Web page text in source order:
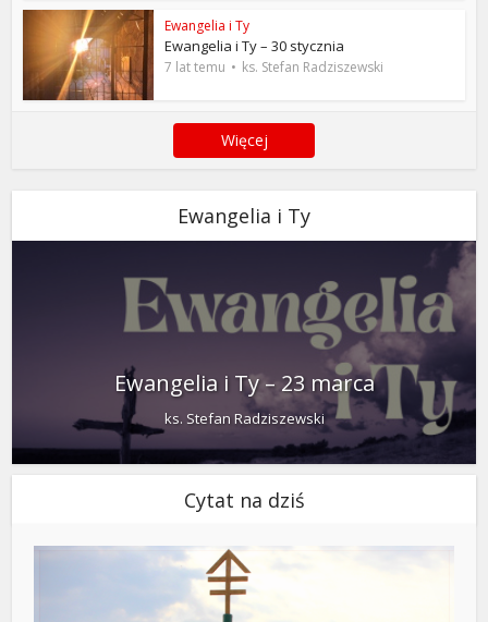
Ewangelia i Ty
Ewangelia i Ty – 30 stycznia
7 lat temu ks. Stefan Radziszewski
Więcej
Ewangelia i Ty
Ewangelia i Ty – 23 marca
ks. Stefan Radziszewski
Cytat na dziś